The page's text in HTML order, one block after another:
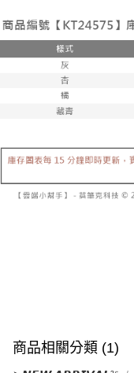
1.本服務係由「台灣大哥大
買賣價金債權讓與本公司
2.基於同意付款使用「大
資料（包含姓名、電話或
由本公司與您本人進行分
3.完整用戶服務條款，請詳
※ 請注意：結帳手續完成
購買商品的店家。未經商
後付繳納相關費用。
※ 交易是否成功請以「
是否繳費成功／繳費後需
客戶支援中心」
https://
易，需依本服務之必要範
２．關於個人資料處理事
https://aftee.tw/terms/
已關閉，請勿下單
每筆NT$10,000
已關閉，請勿下單(付取)
每筆NT$10,000
每筆NT$60，滿
商品相關分類 (1)